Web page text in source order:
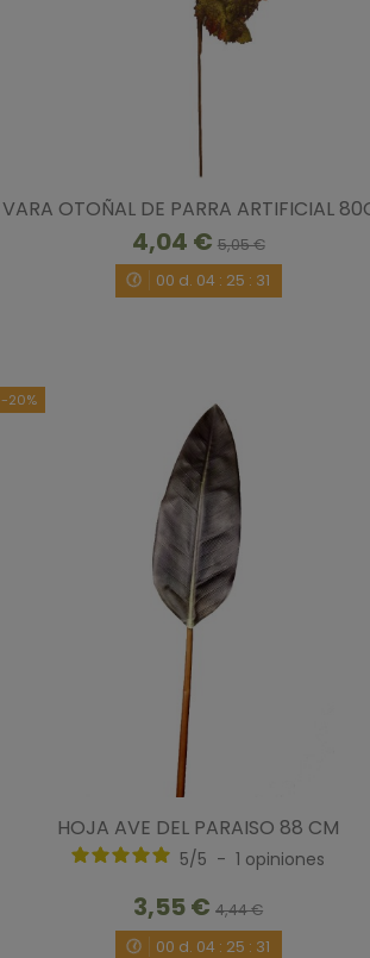
VARA OTOÑAL DE PARRA ARTIFICIAL
4,04 € 5,05 €
00d. 04: 25: 30
-20%
HOJA AVE DEL PARAISO 88 CM
5/5 - 1 opiniones
3,55 €4,44 €
00d. 04: 25: 30